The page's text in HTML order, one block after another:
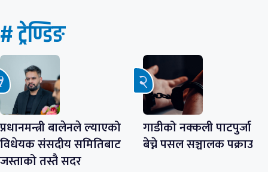
# ट्रेण्डिङ
प्रधानमन्त्री बालेनले ल्याएको
विधेयक संसदीय समितिबाट
जस्ताको तस्तै सदर
गाडीको नक्कली पाटपुर्जा
बेच्ने पसल सञ्चालक पक्राउ